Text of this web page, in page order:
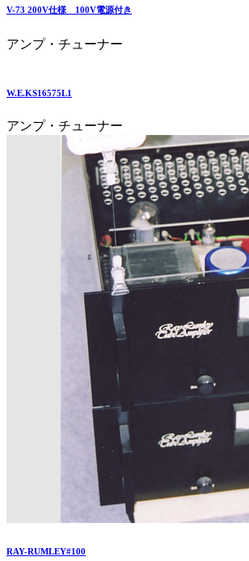
V-73 200V仕様 100V電源付き
アンプ・チューナー
W.E.KS16575L1
アンプ・チューナー
RAY-RUMLEY#100